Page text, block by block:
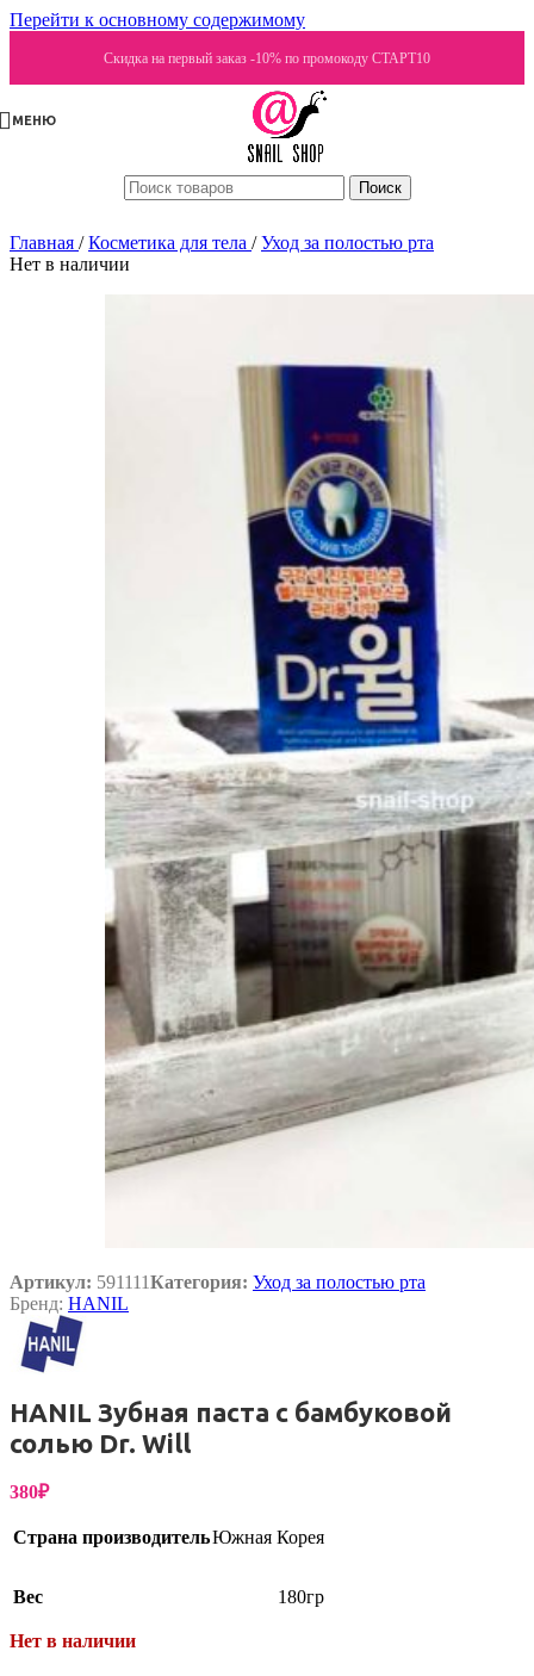
Перейти к основному содержимому
Скидка на первый заказ -10% по промокоду СТАРТ10
МЕНЮ
Поиск
Главная / Косметика для тела / Уход за полостью рта
Нет в наличии
Артикул: 591111Категория: Уход за полостью рта
Бренд: HANIL
HANIL Зубная паста с бамбуковой
солью Dr. Will
380₽
Страна производительЮжная Корея
Вес 180гр
Нет в наличии